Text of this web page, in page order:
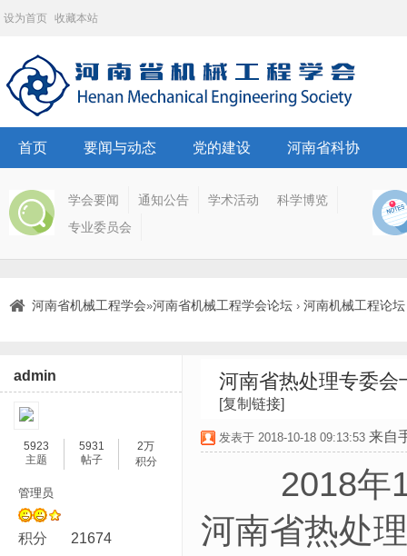
设为首页 收藏本站
首页 要闻与动态 党的建设 河南省科协
学会要闻 通知公告 学术活动
科学博览
专业委员会
河南省机械工程学会»河南省机械工程学会论坛 › 河南机械工程论坛
admin
5923
主题
5931
帖子
2万
积分
管理员
积分 21674
河南省热处理专委会
[复制链接]
发表于 2018-10-18 09:13:53 来自
2018年10
河南省热处